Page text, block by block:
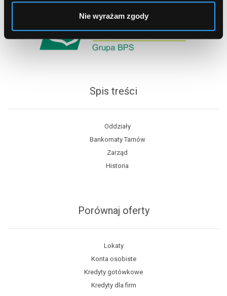
Nie wyrażam zgody
Spis treści
Oddziały
Bankomaty Tarnów
Zarząd
Historia
Porównaj oferty
Lokaty
Konta osobiste
Kredyty gotówkowe
Kredyty dla firm